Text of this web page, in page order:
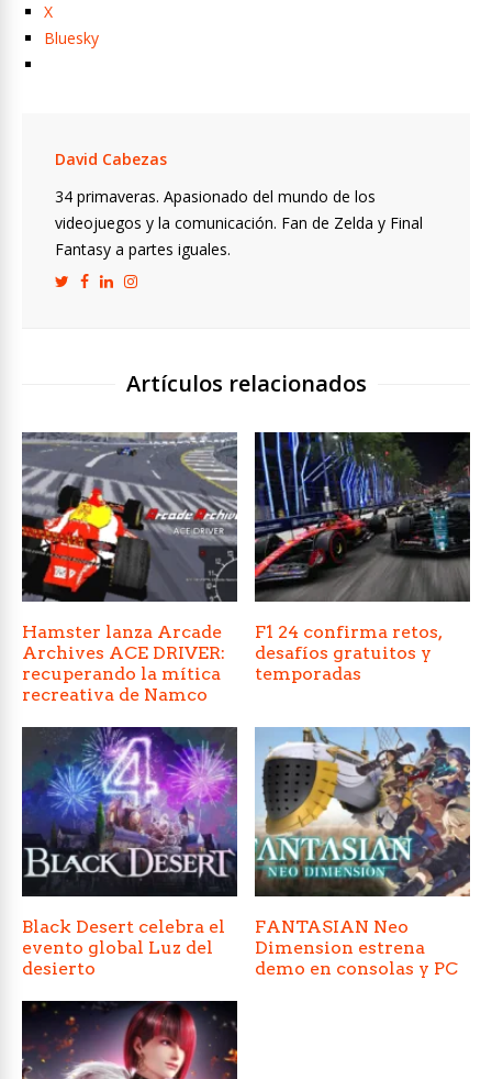
X
Bluesky
David Cabezas
34 primaveras. Apasionado del mundo de los
videojuegos y la comunicación. Fan de Zelda y Final
Fantasy a partes iguales.
Artículos relacionados
Hamster lanza Arcade
Archives ACE DRIVER:
recuperando la mítica
recreativa de Namco
F1 24 confirma retos,
desafíos gratuitos y
temporadas
Black Desert celebra el
evento global Luz del
desierto
FANTASIAN Neo
Dimension estrena
demo en consolas y PC